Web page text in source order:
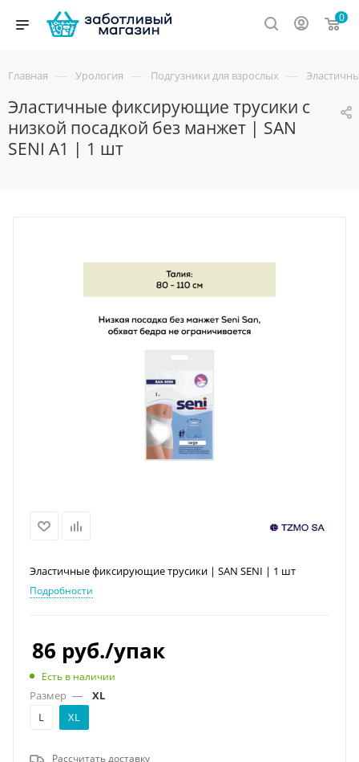
0
Главная — Урология — Подгузники для взрослых —
Эластичные фиксирующие трусики с
низкой посадкой без манжет | SAN
SENI A1 | 1 шт
Эластичные фиксирующие трусики | SAN SENI | 1 шт
Подробности
86 руб./упак
Есть в наличии
Размер —
XL
L
XL
Рассчитать доставку